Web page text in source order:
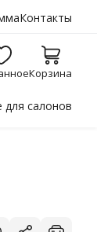
Контакты
Корзина
для салонов